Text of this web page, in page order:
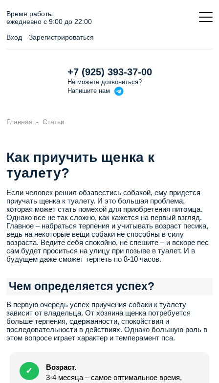
Время работы:
ежедневно c 9:00 до 22:00
Вход
Зарегистрироваться
+7 (925) 393-37-00
Не можете дозвониться?
Напишите нам
Главная Статьи
Как приучить щенка к
туалету?
Если человек решил обзавестись собакой, ему придется
приучать щенка к туалету. И это большая проблема,
которая может стать помехой для приобретения питомца.
Однако все не так сложно, как кажется на первый взгляд.
Главное – набраться терпения и учитывать возраст песика,
ведь на некоторые вещи собаки не способны в силу
возраста. Ведите себя спокойно, не спешите – и вскоре пес
сам будет проситься на улицу при позыве в туалет. И в
будущем даже сможет терпеть по 8-10 часов.
Чем определяется успех?
В первую очередь успех приучения собаки к туалету
зависит от владельца. От хозяина щенка потребуется
больше терпения, сдержанности, спокойствия и
последовательности в действиях. Однако большую роль в
этом вопросе играет характер и темперамент пса.
✓
Возраст.
3-4 месяца – самое оптимальное время,